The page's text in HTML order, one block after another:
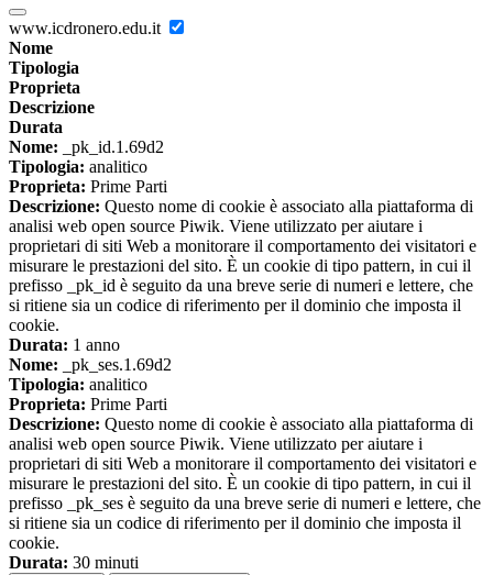
www.icdronero.edu.it
Nome
Tipologia
Proprieta
Descrizione
Durata
Nome: _pk_id.1.69d2
Tipologia: analitico
Proprieta: Prime Parti
Descrizione: Questo nome di cookie è associato alla piattaforma di
analisi web open source Piwik. Viene utilizzato per aiutare i
proprietari di siti Web a monitorare il comportamento dei visitatori e
misurare le prestazioni del sito. È un cookie di tipo pattern, in cui il
prefisso _pk_id è seguito da una breve serie di numeri e lettere, che
si ritiene sia un codice di riferimento per il dominio che imposta il
cookie.
Durata: 1 anno
Nome: _pk_ses.1.69d2
Tipologia: analitico
Proprieta: Prime Parti
Descrizione: Questo nome di cookie è associato alla piattaforma di
analisi web open source Piwik. Viene utilizzato per aiutare i
proprietari di siti Web a monitorare il comportamento dei visitatori e
misurare le prestazioni del sito. È un cookie di tipo pattern, in cui il
prefisso _pk_ses è seguito da una breve serie di numeri e lettere, che
si ritiene sia un codice di riferimento per il dominio che imposta il
cookie.
Durata: 30 minuti